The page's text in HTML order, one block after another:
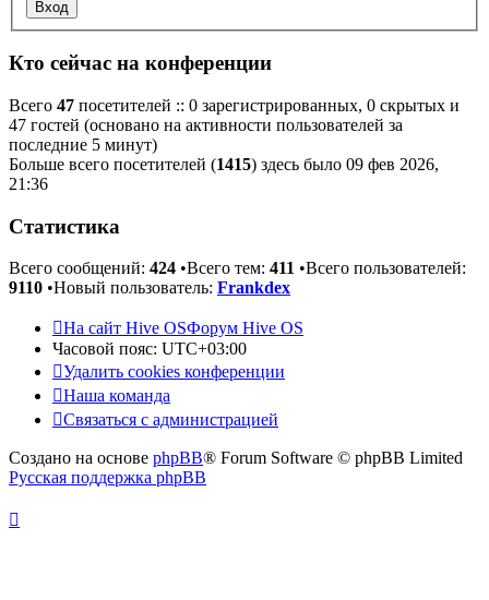
Кто сейчас на конференции
Всего 47 посетителей :: 0 зарегистрированных, 0 скрытых и
47 гостей (основано на активности пользователей за
последние 5 минут)
Больше всего посетителей (1415) здесь было 09 фев 2026,
21:36
Статистика
Всего сообщений: 424 •Всего тем: 411 •Всего пользователей:
9110 •Новый пользователь: Frankdex
На сайт Hive OSФорум Hive OS
Часовой пояс: UTC+03:00
Удалить cookies конференции
Наша команда
Связаться с администрацией
Создано на основе phpBB® Forum Software © phpBB Limited
Русская поддержка phpBB